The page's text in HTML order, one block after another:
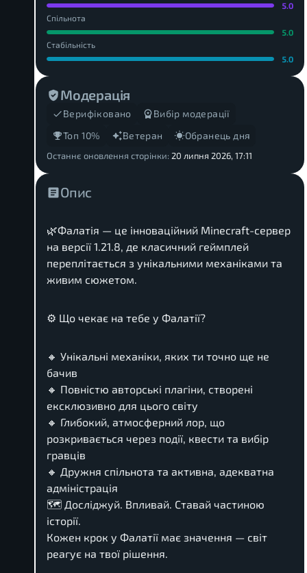
Опис
🌿Фалатія — це інноваційний Minecraft-сервер
на версії 1.21.8, де класичний геймплей
переплітається з унікальними механіками та
живим сюжетом.
⚙️ Що чекає на тебе у Фалатії?
🔸 Унікальні механіки, яких ти точно ще не
бачив
🔸 Повністю авторські плагіни, створені
ексклюзивно для цього світу
🔸 Глибокий, атмосферний лор, що
розкривається через події, квести та вибір
гравців
🔸 Дружня спільнота та активна, адекватна
адміністрація
🗺️ Досліджуй. Впливай. Ставай частиною
історії.
Кожен крок у Фалатії має значення — світ
реагує на твої рішення.
5.0
Спільнота
5.0
Стабільність
5.0
Модерація
Верифіковано
Вибір модерації
Топ 10%
Ветеран Обранець дня
Останнє оновлення сторінки: 20 липня 2026, 17:11